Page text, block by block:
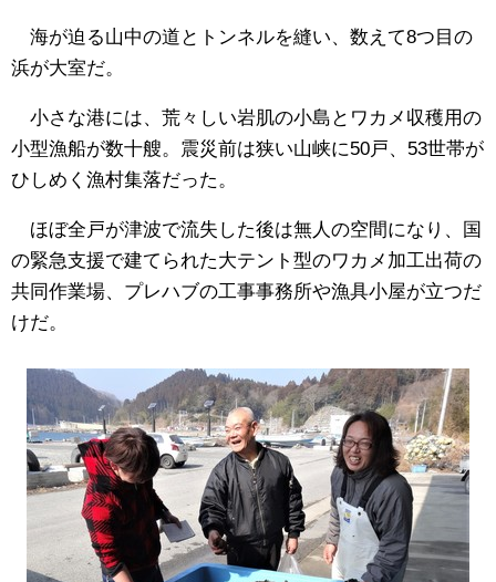
海が迫る山中の道とトンネルを縫い、数えて8つ目の
浜が大室だ。
小さな港には、荒々しい岩肌の小島とワカメ収穫用の
小型漁船が数十艘。震災前は狭い山峡に50戸、53世帯が
ひしめく漁村集落だった。
ほぼ全戸が津波で流失した後は無人の空間になり、国
の緊急支援で建てられた大テント型のワカメ加工出荷の
共同作業場、プレハブの工事事務所や漁具小屋が立つだ
けだ。